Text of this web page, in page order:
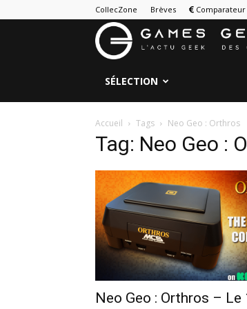
CollecZone Brèves
SÉLECTION
Accueil Tags Neo Geo : Orthros
Tag: Neo Geo :
Neo Geo : Orthros – Le